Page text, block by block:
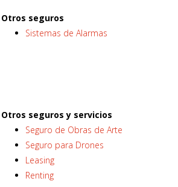
Otros seguros
Sistemas de Alarmas
Otros seguros y servicios
Seguro de Obras de Arte
Seguro para Drones
Leasing
Renting